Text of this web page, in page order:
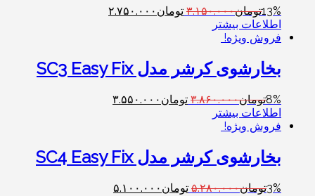
13%تومان۳.۱۵۰.۰۰۰ تومان ۲.۷۵۰.۰۰۰
اطلاعات بیشتر
فروش ویژه!
بخارشوی کرشر مدل SC3 Easy Fix
8%تومان۳.۸۶۰.۰۰۰ تومان ۳.۵۵۰.۰۰۰
اطلاعات بیشتر
فروش ویژه!
بخارشوی کرشر مدل SC4 Easy Fix
3%تومان۵.۲۸۰.۰۰۰ تومان ۵.۱۰۰.۰۰۰